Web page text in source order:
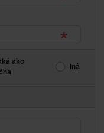
ako
Iná